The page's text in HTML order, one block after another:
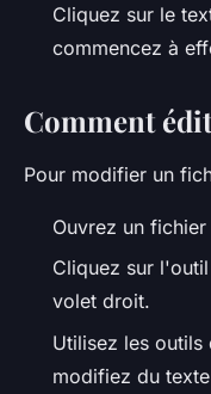
Cliquez sur le
commencez à
Comment
Pour modifier un
Ouvrez un
Cliquez sur
volet droit.
Utilisez les
modifiez du